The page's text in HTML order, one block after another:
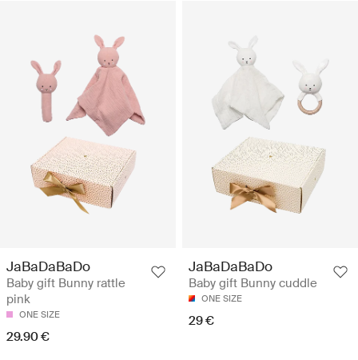
JaBaDaBaDo
Baby gift Bunny rattle
pink
ONE SIZE
29.90 €
JaBaDaBaDo
Baby gift Bunny cuddle
ONE SIZE
29 €